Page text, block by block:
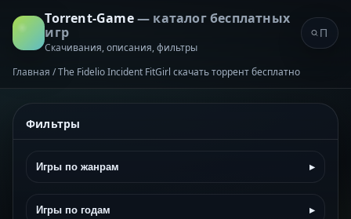
Torrent-Game— каталог бесплатных
игр
Скачивания, описания, фильтры
Главная /The Fidelio Incident FitGirl скачать торрент бесплатно
Фильтры
Игры по жанрам ▸
Игры по годам ▸